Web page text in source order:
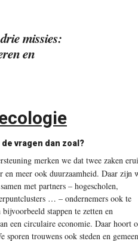
missies:
en
de vragen dan zoal?
merken we dat twee zaken
meer ook duurzaamheid. Daar zijn
met partners – hogescholen,
… – ondernemers ook te
stappen te zetten en
een circulaire economie. Daar hoort
trouwens ook steden en